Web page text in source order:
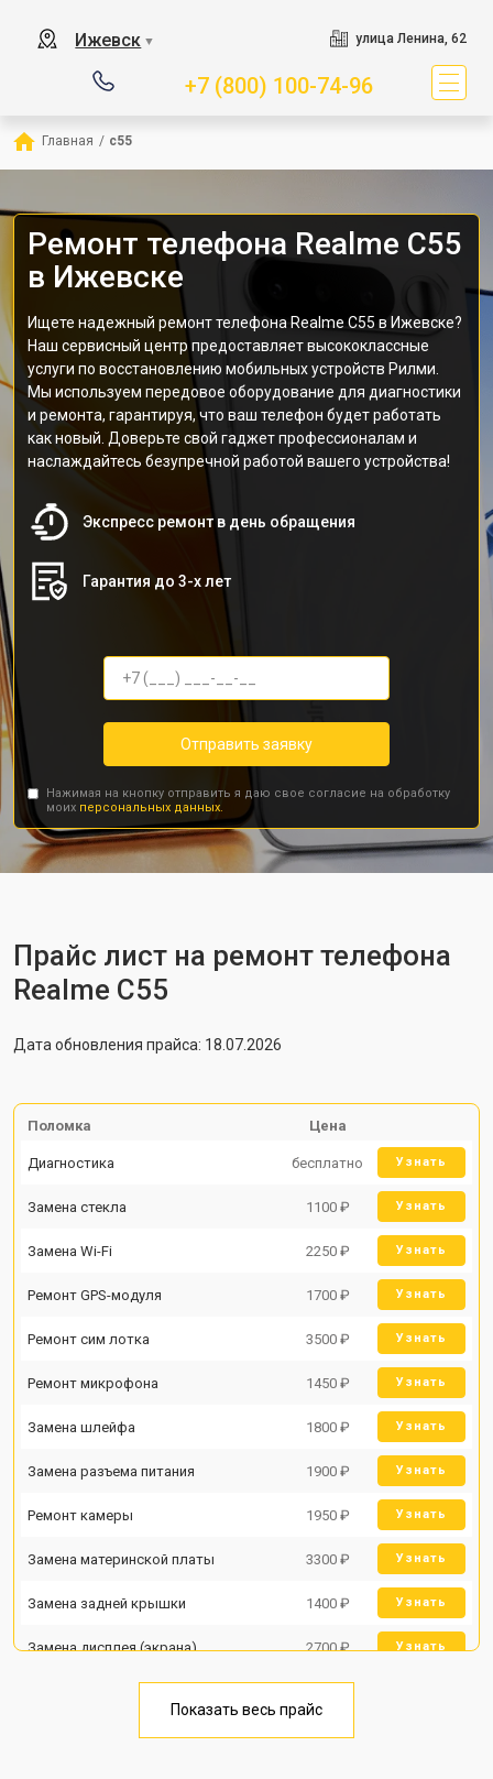
Ижевск ▼ улица Ленина, 62
+7 (800) 100-74-96
Главная / c55
Ремонт телефона Realme C55
в Ижевске
Ищете надежный ремонт телефона Realme C55 в Ижевске?
Наш сервисный центр предоставляет высококлассные
услуги по восстановлению мобильных устройств Рилми.
Мы используем передовое оборудование для диагностики
и ремонта, гарантируя, что ваш телефон будет работать
как новый. Доверьте свой гаджет профессионалам и
наслаждайтесь безупречной работой вашего устройства!
Экспресс ремонт в день обращения
Гарантия до 3-х лет
Отправить заявку
Нажимая на кнопку отправить я даю свое согласие на обработку
моих персональных данных.
Прайс лист на ремонт телефона
Realme C55
Дата обновления прайса: 18.07.2026
Поломка Цена
Диагностика бесплатно Узнать
Замена стекла 1100 ₽ Узнать
Замена Wi-Fi 2250 ₽ Узнать
Ремонт GPS-модуля 1700 ₽ Узнать
Ремонт сим лотка 3500 ₽ Узнать
Ремонт микрофона 1450 ₽ Узнать
Замена шлейфа 1800 ₽ Узнать
Замена разъема питания 1900 ₽ Узнать
Ремонт камеры 1950 ₽ Узнать
Замена материнской платы 3300 ₽ Узнать
Замена задней крышки 1400 ₽ Узнать
Замена дисплея (экрана) 2700 ₽ Узнать
Замена кнопки включения 1750 ₽
Показать весь прайс